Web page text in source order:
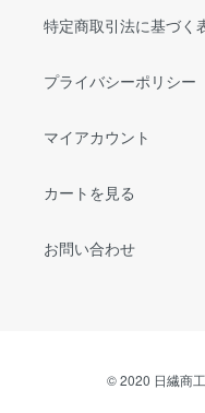
特定商取引法に基づく
プライバシーポリシー
マイアカウント
カートを見る
お問い合わせ
© 2020 日繊商